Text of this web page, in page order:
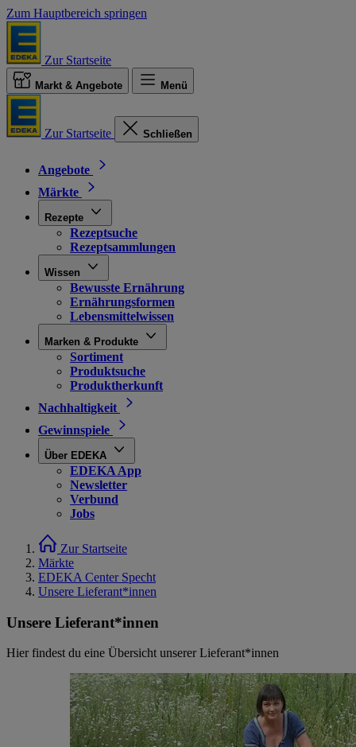
Zum Hauptbereich springen
Zur Startseite
Markt & Angebote Menü
Zur Startseite Schließen
Angebote
Märkte
Rezepte
Rezeptsuche
Rezeptsammlungen
Wissen
Bewusste Ernährung
Ernährungsformen
Lebensmittelwissen
Marken & Produkte
Sortiment
Produktsuche
Produktherkunft
Nachhaltigkeit
Gewinnspiele
Über EDEKA
EDEKA App
Newsletter
Verbund
Jobs
Zur Startseite
Märkte
EDEKA Center Specht
Unsere Lieferant*innen
Unsere Lieferant*innen
Hier findest du eine Übersicht unserer Lieferant*innen